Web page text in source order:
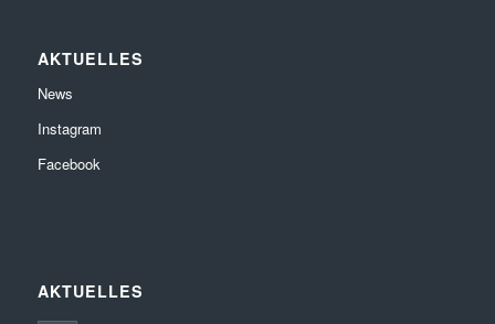
AKTUELLES
News
Instagram
Facebook
AKTUELLES